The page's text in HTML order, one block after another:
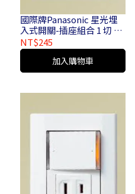
國際牌Panasonic 星光埋
入式開關-插座組合 1 切 1
插110V附接地 1 開 1 插
110V附接地_WTDFP 4308
NT$245
加入購物車